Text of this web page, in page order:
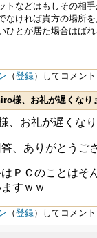
トなどはもしその相
なければ貴方の場所
ひとが居た場合はば
（登録）してコメン
様、お礼が遅くなり
、お礼が遅くな
答、ありがとうご
ＰＣのことはそ
すｗｗ
（登録）してコメン